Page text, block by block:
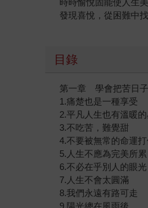
時時愉悅固能使人生
發現喜悅，從困難中
目錄
第一章 學會把苦日
1.痛楚也是一種享受
2.平凡人生也有溫暖的
3.不吃苦，難覺甜
4.不要被無常的命運打
5.人生不應為完美所累
6.不必在乎別人的眼光
7.人生不會太圓滿
8.我們永遠有路可走